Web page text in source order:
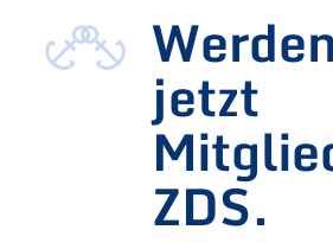
jetzt
ZDS.